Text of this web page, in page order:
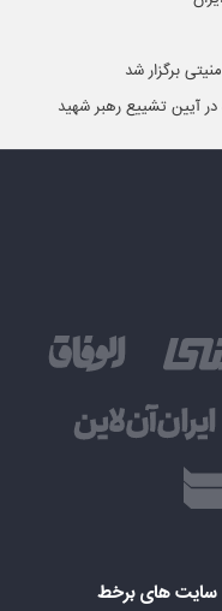
برگزار شد
آیین تشییع رهبر شهید
سایت های برخط